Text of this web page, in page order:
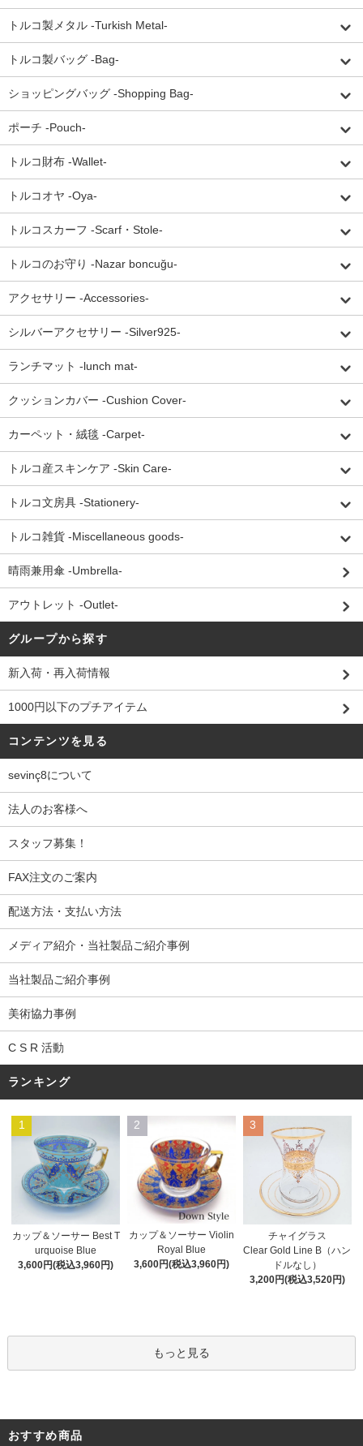
トルコ製メタル -Turkish Metal-
トルコ製バッグ -Bag-
ショッピングバッグ -Shopping Bag-
ポーチ -Pouch-
トルコ財布 -Wallet-
トルコオヤ -Oya-
トルコスカーフ -Scarf・Stole-
トルコのお守り -Nazar boncuğu-
アクセサリー -Accessories-
シルバーアクセサリー -Silver925-
ランチマット -lunch mat-
クッションカバー -Cushion Cover-
カーペット・絨毯 -Carpet-
トルコ産スキンケア -Skin Care-
トルコ文房具 -Stationery-
トルコ雑貨 -Miscellaneous goods-
晴雨兼用傘 -Umbrella-
アウトレット -Outlet-
グループから探す
新入荷・再入荷情報
1000円以下のプチアイテム
コンテンツを見る
sevinç8について
法人のお客様へ
スタッフ募集！
FAX注文のご案内
配送方法・支払い方法
メディア紹介・当社製品ご紹介事例
当社製品ご紹介事例
美術協力事例
C S R 活動
ランキング
1
カップ＆ソーサー Best T
urquoise Blue
3,600円(税込3,960円)
2
カップ＆ソーサー Violin
Royal Blue
3,600円(税込3,960円)
3
チャイグラス
Clear Gold Line B（ハン
ドルなし）
3,200円(税込3,520円)
もっと見る
おすすめ商品